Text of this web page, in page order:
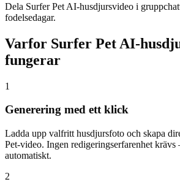
Dela Surfer Pet AI-husdjursvideo i
fodelsedagar.
Varfor Surfer Pet AI-
fungerar
1
Generering med ett klick
Ladda upp valfritt husdjursfoto och skapa
Pet-video. Ingen redigeringserfarenhet
automatiskt.
2